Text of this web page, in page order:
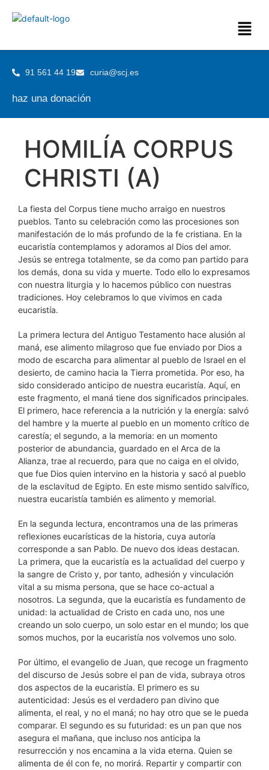
91 561 44 19 curia@scj.es
haz una donación
HOMILÍA CORPUS
CHRISTI (A)
La fiesta del Corpus tiene mucho arraigo en nuestros
pueblos. Tanto su celebración como las procesiones son
manifestación de lo más profundo de la fe cristiana. En la
eucaristía contemplamos y adoramos al Dios del amor.
Jesús se entrega totalmente, se da como pan partido para
los demás, dona su vida y muerte. Todo ello lo expresamos
con nuestra liturgia y lo hacemos público con nuestras
tradiciones. Hoy celebramos lo que vivimos en cada
eucaristía.
La primera lectura del Antiguo Testamento hace alusión al
maná, ese alimento milagroso que fue enviado por Dios a
modo de escarcha para alimentar al pueblo de Israel en el
desierto, de camino hacia la Tierra prometida. Por eso, ha
sido considerado anticipo de nuestra eucaristía. Aquí, en
este fragmento, el maná tiene dos significados principales.
El primero, hace referencia a la nutrición y la energía: salvó
del hambre y la muerte al pueblo en un momento crítico de
carestía; el segundo, a la memoria: en un momento
posterior de abundancia, guardado en el Arca de la
Alianza, trae al recuerdo, para que no caiga en el olvido,
que fue Dios quien intervino en la historia y sacó al pueblo
de la esclavitud de Egipto. En este mismo sentido salvífico,
nuestra eucaristía también es alimento y memorial.
En la segunda lectura, encontramos una de las primeras
reflexiones eucarísticas de la historia, cuya autoría
corresponde a san Pablo. De nuevo dos ideas destacan.
La primera, que la eucaristía es la actualidad del cuerpo y
la sangre de Cristo y, por tanto, adhesión y vinculación
vital a su misma persona, que se hace co-actual a
nosotros. La segunda, que la eucaristía es fundamento de
unidad: la actualidad de Cristo en cada uno, nos une
creando un solo cuerpo, un solo estar en el mundo; los que
somos muchos, por la eucaristía nos volvemos uno solo.
Por último, el evangelio de Juan, que recoge un fragmento
del discurso de Jesús sobre el pan de vida, subraya otros
dos aspectos de la eucaristía. El primero es su
autenticidad: Jesús es el verdadero pan divino que
alimenta, el real, y no el maná; no hay otro que se le pueda
comparar. El segundo es su futuridad: es un pan que nos
asegura el mañana, que incluso nos anticipa la
resurrección y nos encamina a la vida eterna. Quien se
alimenta de él con fe, no morirá. Repartir y compartir con